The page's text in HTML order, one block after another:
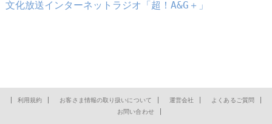
文化放送インターネットラジオ「超！A&G＋」
利用規約 お客さま情報の取り扱いについて 運営会社
よくあるご質問
お問い合わせ